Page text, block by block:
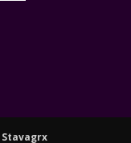
Stavagrx